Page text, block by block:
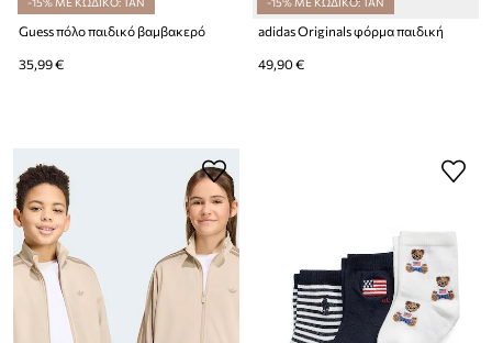
Guess πόλο παιδικό βαμβακερό
35,99 €
adidas Originals φόρμα παιδική
49,90 €